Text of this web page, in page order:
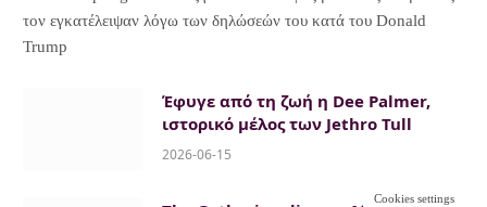
τον εγκατέλειψαν λόγω των δηλώσεών του κατά του Donald
Trump
Έφυγε από τη ζωή η Dee Palmer,
ιστορικό μέλος των Jethro Tull
2026-06-15
Cookies settings